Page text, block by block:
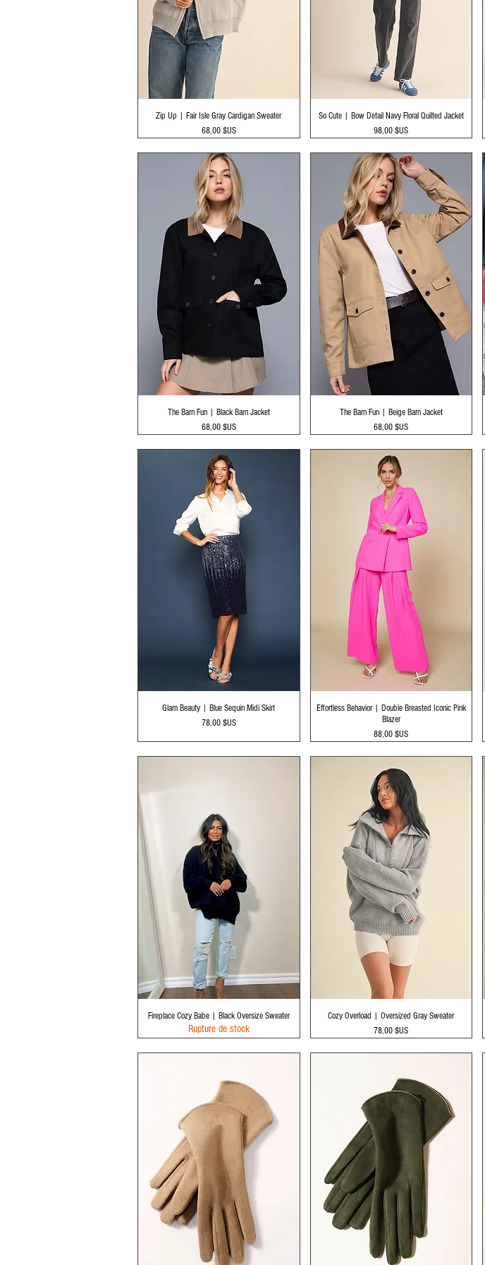
Aperçu rapide
Zip Up | Fair Isle Gray Cardigan Sweater
Prix
68,00 $US
Aperçu rapide
So Cute | Bow Detail Navy Floral Quilted Jacket
Prix
98,00 $US
Aperçu rapide
The Barn Fun | Black Barn Jacket
Prix
68,00 $US
Aperçu rapide
The Barn Fun | Beige Barn Jacket
Prix
68,00 $US
Aperçu rapide
Glam Beauty | Blue Sequin Midi Skirt
Prix
78,00 $US
Aperçu rapide
Effortless Behavior | Double Breasted Iconic Pink
Blazer
Prix
88,00 $US
Aperçu rapide
Fireplace Cozy Babe | Black Oversize Sweater
Rupture de stock
Aperçu rapide
Cozy Overload | Oversized Gray Sweater
Prix
78,00 $US